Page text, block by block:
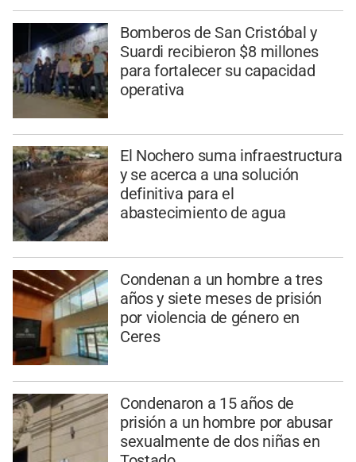
Bomberos de San Cristóbal y
Suardi recibieron $8 millones
para fortalecer su capacidad
operativa
El Nochero suma infraestructura
y se acerca a una solución
definitiva para el
abastecimiento de agua
Condenan a un hombre a tres
años y siete meses de prisión
por violencia de género en
Ceres
Condenaron a 15 años de
prisión a un hombre por abusar
sexualmente de dos niñas en